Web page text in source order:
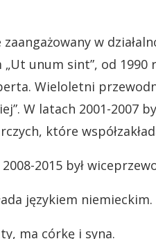
w
„Ut unum sint”, od
Wieloletni
W latach 2001-2007
które
2015 był
językiem niemieckim.
ma córkę i syna.